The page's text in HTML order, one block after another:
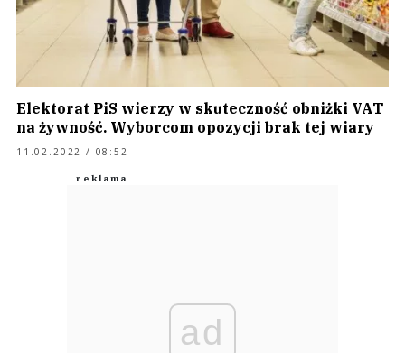
Elektorat PiS wierzy w skuteczność obniżki VAT
na żywność. Wyborcom opozycji brak tej wiary
11.02.2022 / 08:52
ad